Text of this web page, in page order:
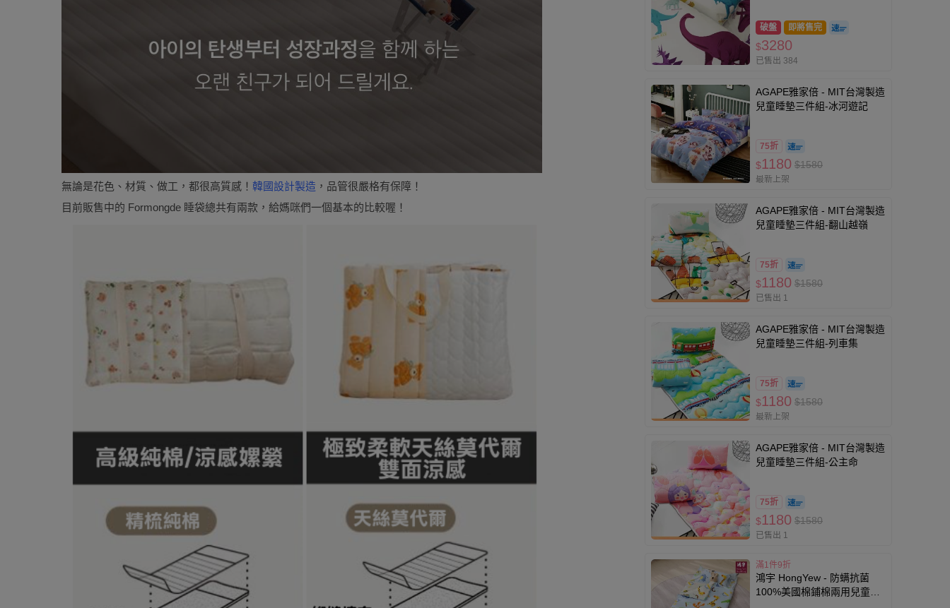
無論是花色、材質、做工，都很高質感！ 韓國設計製造 ，品管很嚴格有保障！
目前販售中的 Formongde 睡袋總共有兩款，給媽咪們一個基本的比較喔！
破盤 即將售完
$3280
已售出 384
AGAPE雅家倍 - MIT台灣製造
兒童睡墊三件組-冰河遊記
75折
$1180 $1580
最新上架
AGAPE雅家倍 - MIT台灣製造
兒童睡墊三件組-翻山越嶺
75折
$1180 $1580
已售出 1
AGAPE雅家倍 - MIT台灣製造
兒童睡墊三件組-列車集
75折
$1180 $1580
最新上架
AGAPE雅家倍 - MIT台灣製造
兒童睡墊三件組-公主命
75折
$1180 $1580
已售出 1
滿1件9折
鴻宇 HongYew - 防螨抗菌
100%美國棉鋪棉兩用兒童睡